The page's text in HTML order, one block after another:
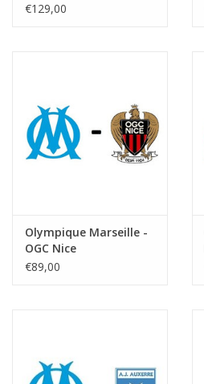
€129,00
Olympique Marseille -
OGC Nice
€89,00